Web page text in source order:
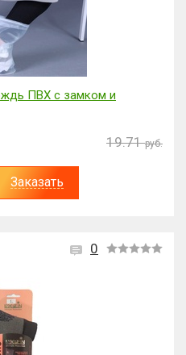
ПВХ с замком и
19.71 руб.
Заказать
0